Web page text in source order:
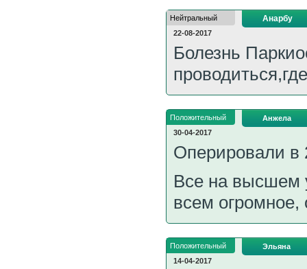
Нейтральный
22-08-2017
Анарбу
Болезнь
Положительный
30-04-2017
Анжела
Оперировали в
Все на высшем
всем огромное,
Положительный
14-04-2017
Эльяна